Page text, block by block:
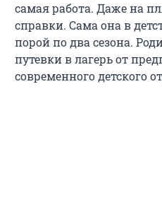
самая работа. Даже на
справки. Сама она в
порой по два сезона.
путевки в лагерь от
современного детского